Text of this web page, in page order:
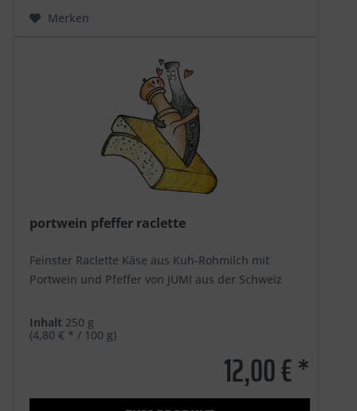
Merken
portwein pfeffer raclette
Feinster Raclette Käse aus Kuh-Rohmilch mit
Portwein und Pfeffer von JUMI aus der Schweiz
Inhalt 250 g
(4,80 € * / 100 g)
12,00 € *